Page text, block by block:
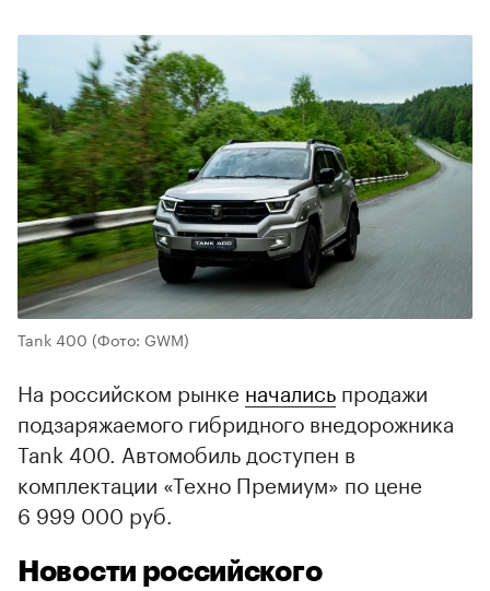
Tank 400 (Фото: GWM)
На российском рынке начались продажи
подзаряжаемого гибридного внедорожника
Tank 400. Автомобиль доступен в
комплектации «Техно Премиум» по цене
6 999 000 руб.
Новости российского